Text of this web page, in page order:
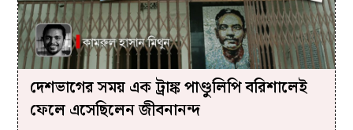
দেশভাগের সময় এক ট্রাঙ্ক পাণ্ডুলিপি বরিশালেই
ফেলে এসেছিলেন জীবনানন্দ